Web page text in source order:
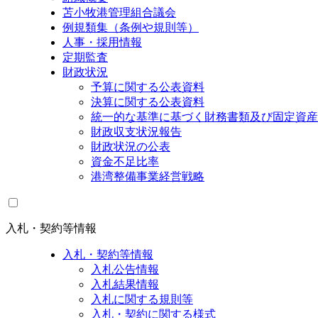
苫小牧港管理組合議会
例規類集（条例や規則等）
人事・採用情報
定期監査
財政状況
予算に関する公表資料
決算に関する公表資料
統一的な基準に基づく財務書類及び固定資
財政収支状況報告
財政状況の公表
資金不足比率
港湾整備事業経営戦略
入札・契約等情報
入札・契約等情報
入札公告情報
入札結果情報
入札に関する規則等
入札・契約に関する様式